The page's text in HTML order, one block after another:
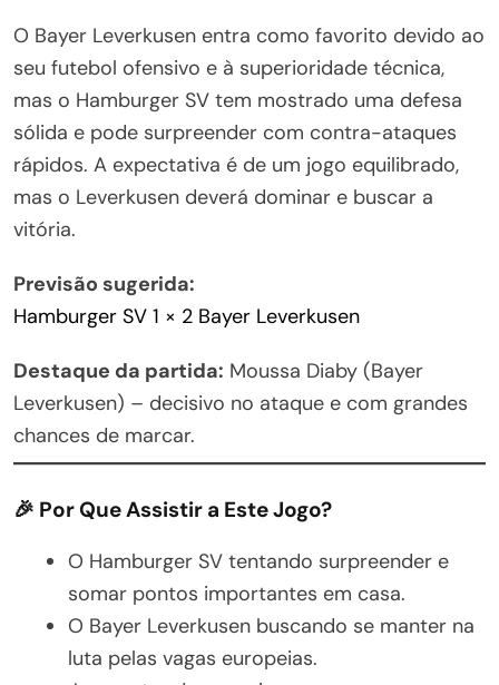
O Bayer Leverkusen entra como favorito devido ao
seu futebol ofensivo e à superioridade técnica,
mas o Hamburger SV tem mostrado uma defesa
sólida e pode surpreender com contra-ataques
rápidos. A expectativa é de um jogo equilibrado,
mas o Leverkusen deverá dominar e buscar a
vitória.
Previsão sugerida:
Hamburger SV 1 × 2 Bayer Leverkusen
Destaque da partida: Moussa Diaby (Bayer
Leverkusen) – decisivo no ataque e com grandes
chances de marcar.
🎉 Por Que Assistir a Este Jogo?
O Hamburger SV tentando surpreender e
somar pontos importantes em casa.
O Bayer Leverkusen buscando se manter na
luta pelas vagas europeias.